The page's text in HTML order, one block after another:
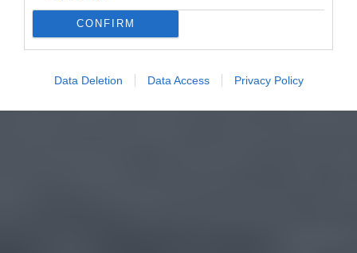
CONFIRM
Data Deletion Data Access Privacy Policy